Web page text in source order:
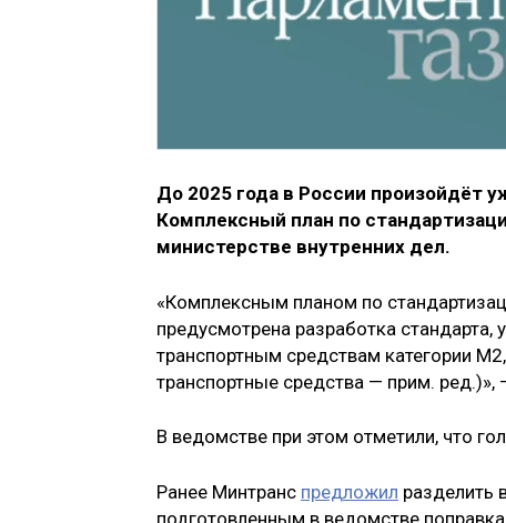
До 2025 года в России произойдёт
Комплексный план по
министерстве внутренних дел.
«Комплексным планом по
предусмотрена разработка
транспортным средствам категории
транспортные средства — прим.
В ведомстве при этом отметили, что
Ранее Минтранс предложил разделить
подготовленным в ведомстве